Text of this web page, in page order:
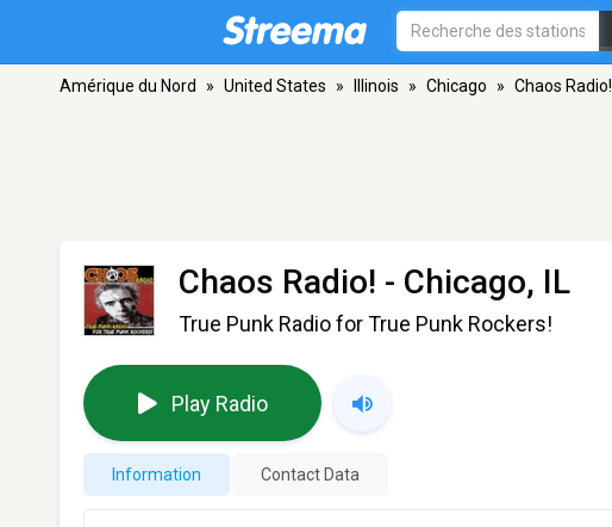
Amérique du Nord » United States » Illinois » Chicago » Chaos Radio!
Chaos Radio! - Chicago, IL
True Punk Radio for True Punk Rockers!
Play Radio
Information Contact Data